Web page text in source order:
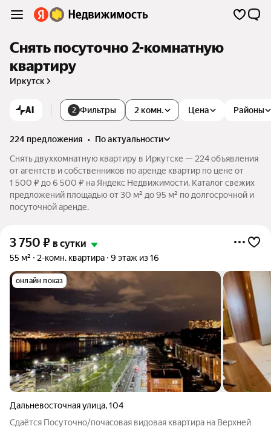
Снять посуточно 2-комнатную
квартиру
Иркутск
AI 2 Фильтры Цена
2 комн. Районы
224 предложения •
по актуальности
Снять двухкомнатную квартиру в Иркутске — 224 объявления
от агентств и собственников по аренде квартир по цене от
1 500 ₽ до 6 500 ₽ на Яндекс Недвижимости. Каталог свежих
предложений площадью от 30 м² до 95 м² по долгосрочной и
посуточной аренде.
3 750 ₽ в сутки
55 м² 2-комн. квартира 9 этаж из 16
онлайн показ
Дальневосточная улица,104
Сдаётся Посуточно/почасовая видовая квартира на Верхней